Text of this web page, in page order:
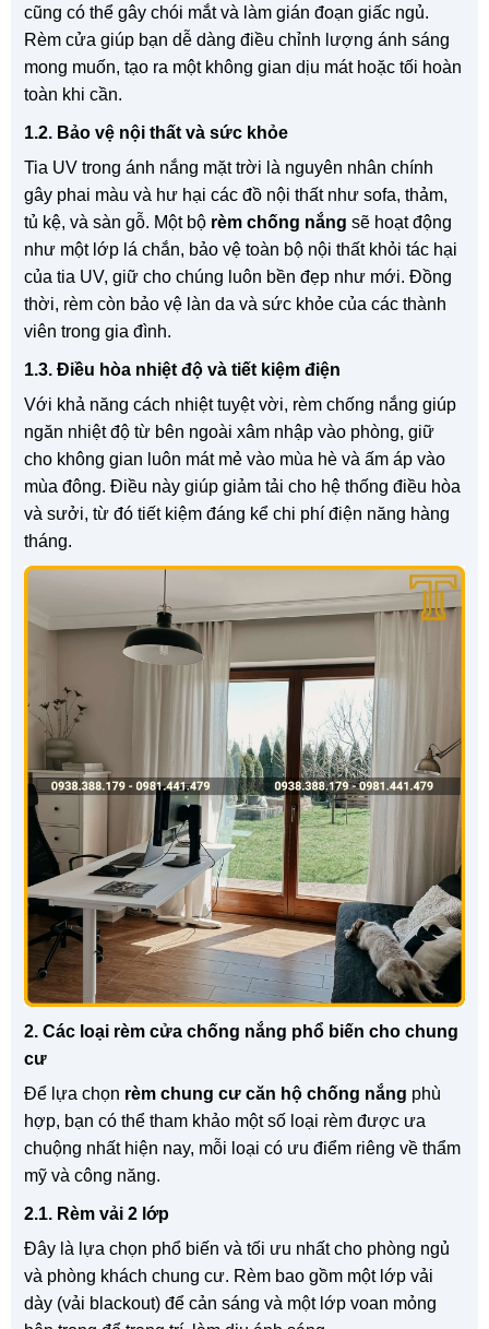
cũng có thể gây chói mắt và làm gián đoạn giấc ngủ.
Rèm cửa giúp bạn dễ dàng điều chỉnh lượng ánh sáng
mong muốn, tạo ra một không gian dịu mát hoặc tối hoàn
toàn khi cần.
1.2. Bảo vệ nội thất và sức khỏe
Tia UV trong ánh nắng mặt trời là nguyên nhân chính
gây phai màu và hư hại các đồ nội thất như sofa, thảm,
tủ kệ, và sàn gỗ. Một bộ rèm chống nắng sẽ hoạt động
như một lớp lá chắn, bảo vệ toàn bộ nội thất khỏi tác hại
của tia UV, giữ cho chúng luôn bền đẹp như mới. Đồng
thời, rèm còn bảo vệ làn da và sức khỏe của các thành
viên trong gia đình.
1.3. Điều hòa nhiệt độ và tiết kiệm điện
Với khả năng cách nhiệt tuyệt vời, rèm chống nắng giúp
ngăn nhiệt độ từ bên ngoài xâm nhập vào phòng, giữ
cho không gian luôn mát mẻ vào mùa hè và ấm áp vào
mùa đông. Điều này giúp giảm tải cho hệ thống điều hòa
và sưởi, từ đó tiết kiệm đáng kể chi phí điện năng hàng
tháng.
2. Các loại rèm cửa chống nắng phổ biến cho chung
cư
Để lựa chọn rèm chung cư căn hộ chống nắng phù
hợp, bạn có thể tham khảo một số loại rèm được ưa
chuộng nhất hiện nay, mỗi loại có ưu điểm riêng về thẩm
mỹ và công năng.
2.1. Rèm vải 2 lớp
Đây là lựa chọn phổ biến và tối ưu nhất cho phòng ngủ
và phòng khách chung cư. Rèm bao gồm một lớp vải
dày (vải blackout) để cản sáng và một lớp voan mỏng